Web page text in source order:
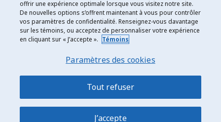
Exportation et développement Canada
Énoncé de confidentialité
Plan du site
offrir une expérience optimale lorsque vous visitez notre site.
De nouvelles options s’offrent maintenant à vous pour contrôler
vos paramètres de confidentialité. Renseignez-vous davantage
sur les témoins, ou acceptez de personnaliser votre expérience
en cliquant sur « J’accepte ». Témoins
Paramètres des cookies
Tout refuser
J’accepte